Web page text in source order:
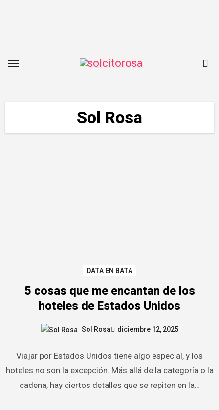
Sol Rosa
DATA EN BATA
5 cosas que me encantan de los
hoteles de Estados Unidos
Sol Rosa diciembre 12, 2025
Viajar por Estados Unidos tiene algo especial, y los
hoteles no son la excepción. Más allá de la categoría o la
cadena, hay ciertos detalles que se repiten en la…